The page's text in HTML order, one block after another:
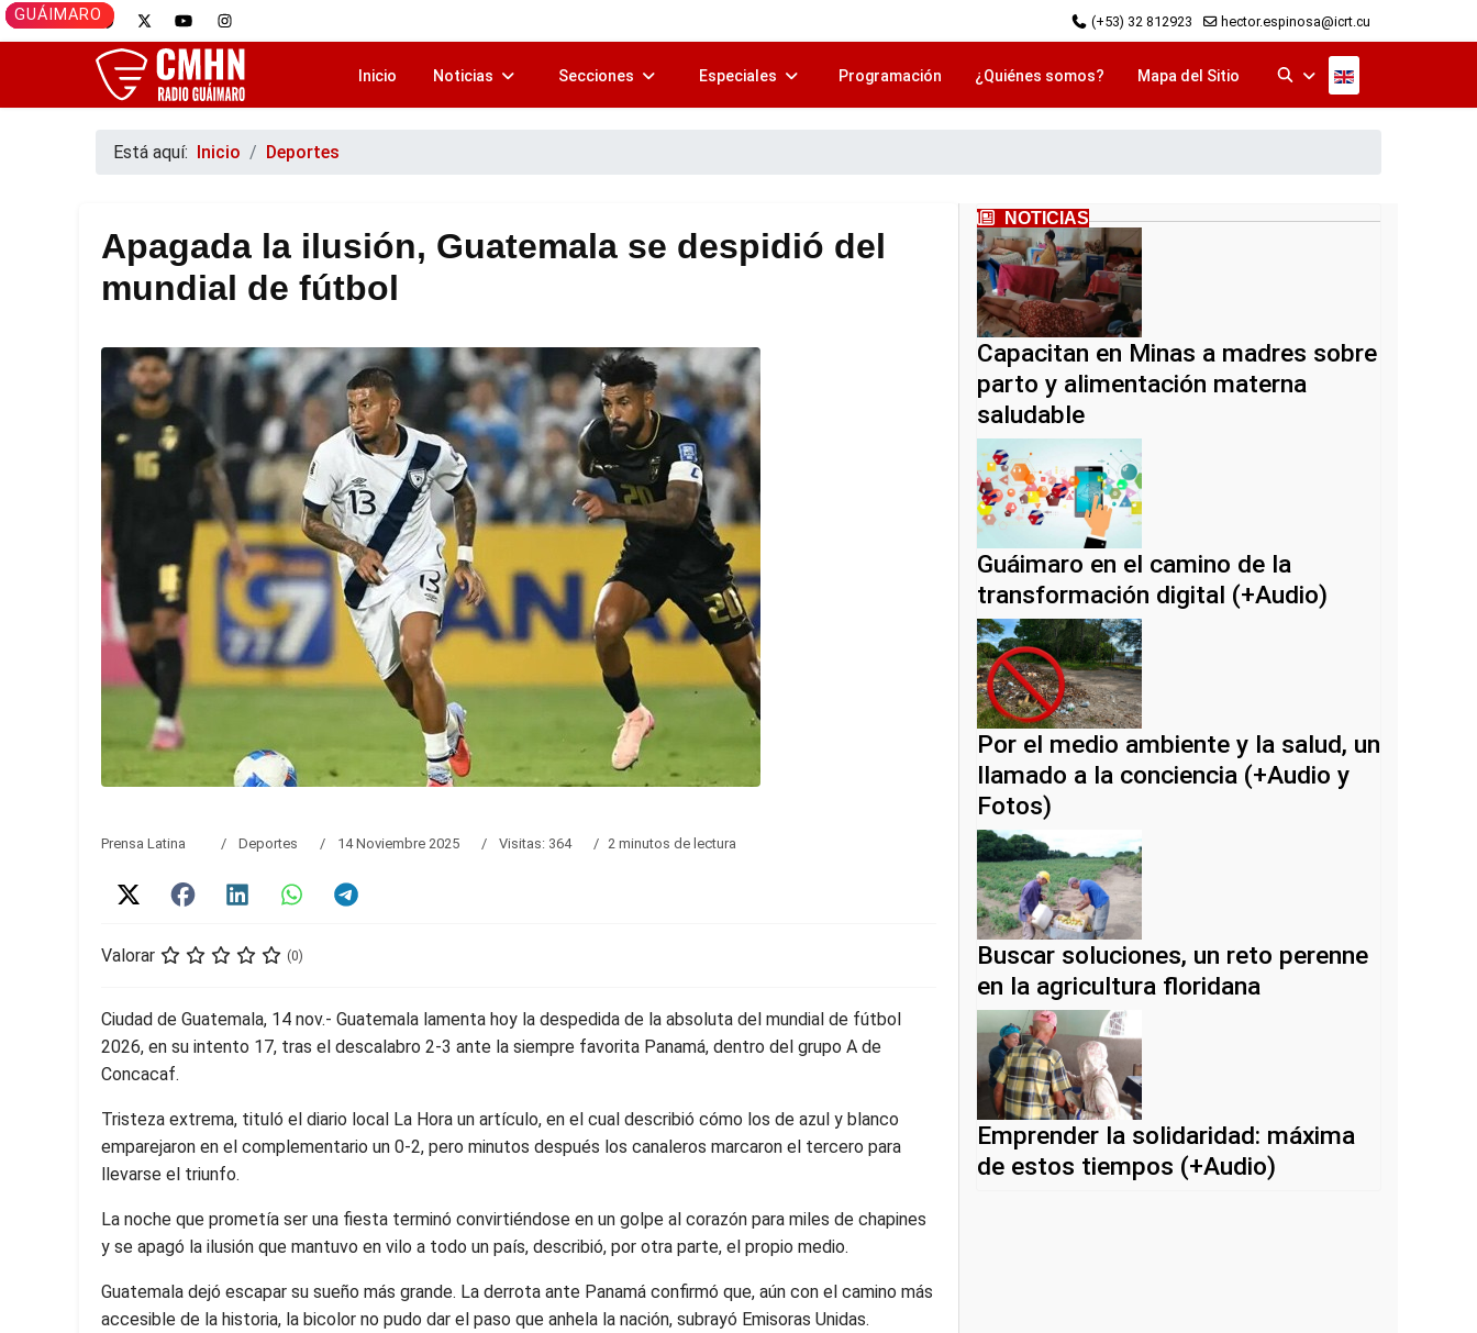
(+53) 32 812923 hector.espinosa@icrt.cu
Inicio Noticias Secciones Especiales Programación ¿Quiénes somos? Mapa del Sitio Seleccione su
Está aquí: Inicio Deportes
Apagada la ilusión, Guatemala se despidió del
mundial de fútbol
Prensa Latina Deportes 14 Noviembre 2025 Visitas: 364 2 minutos de lectura
Valorar (0)
Ciudad de Guatemala, 14 nov.- Guatemala lamenta hoy la despedida de la absoluta del mundial de fútbol
2026, en su intento 17, tras el descalabro 2-3 ante la siempre favorita Panamá, dentro del grupo A de
Concacaf.
Tristeza extrema, tituló el diario local La Hora un artículo, en el cual describió cómo los de azul y blanco
emparejaron en el complementario un 0-2, pero minutos después los canaleros marcaron el tercero para
llevarse el triunfo.
La noche que prometía ser una fiesta terminó convirtiéndose en un golpe al corazón para miles de chapines
y se apagó la ilusión que mantuvo en vilo a todo un país, describió, por otra parte, el propio medio.
Guatemala dejó escapar su sueño más grande. La derrota ante Panamá confirmó que, aún con el camino más
accesible de la historia, la bicolor no pudo dar el paso que anhela la nación, subrayó Emisoras Unidas.
NOTICIAS
CAMAGÜEY
Capacitan en Minas a madres sobre
parto y alimentación materna
saludable
GUÁIMARO
Guáimaro en el camino de la
transformación digital (+Audio)
GUÁIMARO
Por el medio ambiente y la salud, un
llamado a la conciencia (+Audio y
Fotos)
CAMAGÜEY
Buscar soluciones, un reto perenne
en la agricultura floridana
GUÁIMARO
Emprender la solidaridad: máxima
de estos tiempos (+Audio)